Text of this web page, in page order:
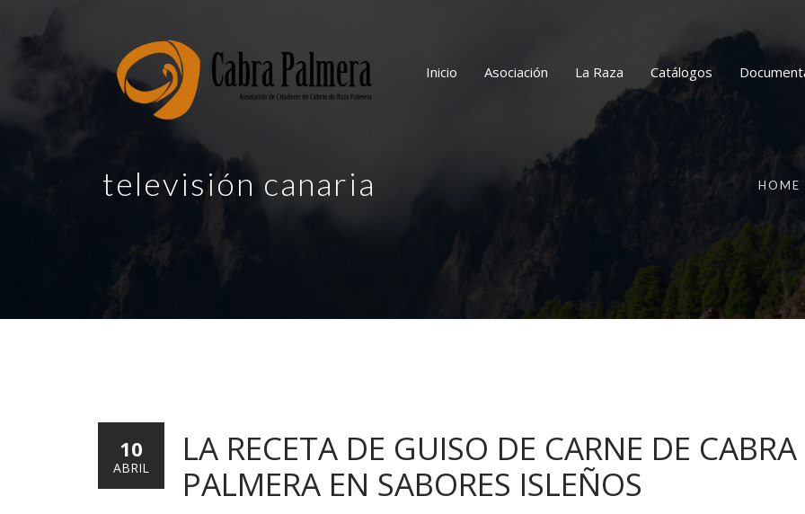
Inicio Asociación La Raza Catálogos
televisión canaria HOME
LA RECETA DE GUISO DE CARNE DE CABRA
PALMERA EN SABORES ISLEÑOS
10
ABRIL